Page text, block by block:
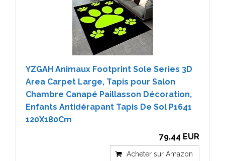
YZGAH Animaux Footprint Sole Series 3D
Area Carpet Large, Tapis pour Salon
Chambre Canapé Paillasson Décoration,
Enfants Antidérapant Tapis De Sol P1641
120X180Cm
79,44 EUR
Acheter sur Amazon